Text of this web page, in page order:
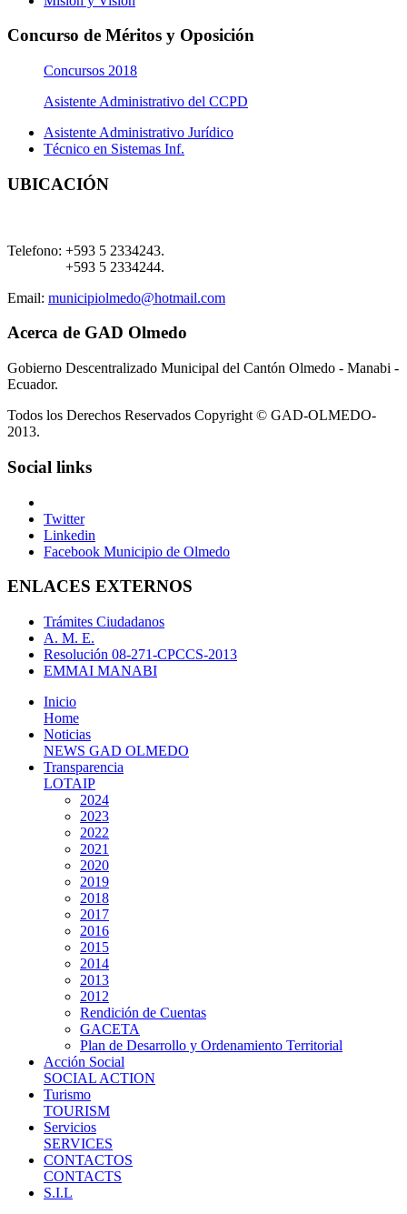
Concurso de Méritos y Oposición
Concursos 2018
Asistente Administrativo del CCPD
Asistente Administrativo Jurídico
Técnico en Sistemas Inf.
UBICACIÓN
Telefono: +593 5 2334243.
+593 5 2334244.
Email: municipiolmedo@hotmail.com
Acerca de GAD Olmedo
Gobierno Descentralizado Municipal del Cantón Olmedo - Manabi -
Ecuador.
Todos los Derechos Reservados Copyright © GAD-OLMEDO-
2013.
Social links
Twitter
Linkedin
Facebook Municipio de Olmedo
ENLACES EXTERNOS
Trámites Ciudadanos
A. M. E.
Resolución 08-271-CPCCS-2013
EMMAI MANABI
Inicio
Home
Noticias
NEWS GAD OLMEDO
Transparencia
LOTAIP
2024
2023
2022
2021
2020
2019
2018
2017
2016
2015
2014
2013
2012
Rendición de Cuentas
GACETA
Plan de Desarrollo y Ordenamiento Territorial
Acción Social
SOCIAL ACTION
Turismo
TOURISM
Servicios
SERVICES
CONTACTOS
CONTACTS
S.I.L